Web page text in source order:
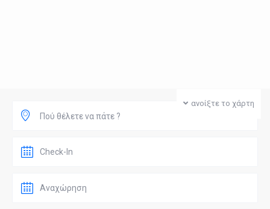
ανοίξτε το χάρτη
Πού θέλετε να πάτε ?